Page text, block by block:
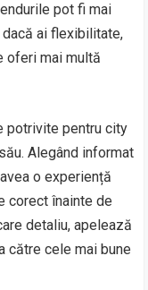
pot fi mai
ai flexibilitate,
oferi mai multă
potrivite pentru city
Alegând informat
o experiență
corect înainte de
detaliu, apelează
către cele mai bune